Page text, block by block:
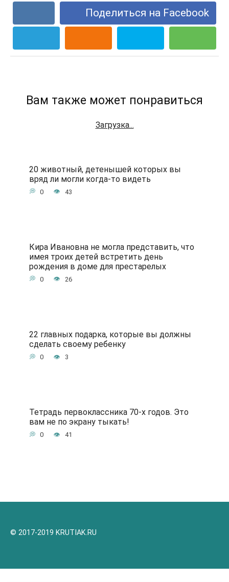
Поделиться на Facebook
Вам также может понравиться
Загрузка...
20 животный, детенышей которых вы
вряд ли могли когда-то видеть
0 43
Кира Ивановна не могла представить, что
имея троих детей встретить день
рождения в доме для престарелых
0 26
22 главных подарка, которые вы должны
сделать своему ребенку
0 3
Тетрадь первоклассника 70-х годов. Это
вам не по экрану тыкать!
0 41
© 2017-2019 KRUTIAK.RU